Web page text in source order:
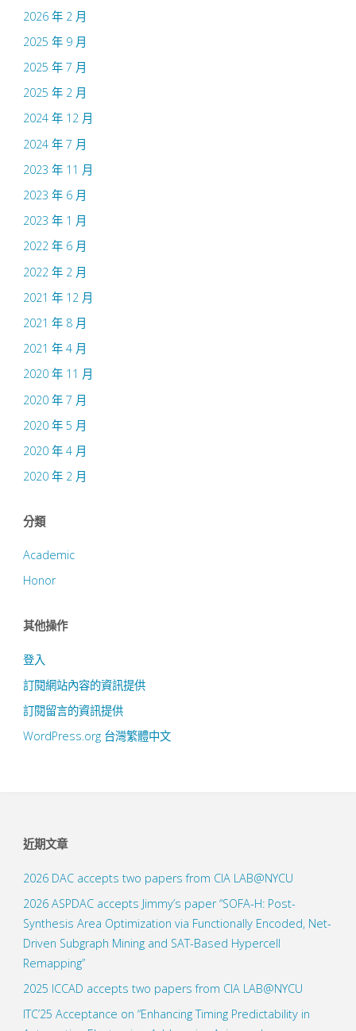
2026 年 2 月
2025 年 9 月
2025 年 7 月
2025 年 2 月
2024 年 12 月
2024 年 7 月
2023 年 11 月
2023 年 6 月
2023 年 1 月
2022 年 6 月
2022 年 2 月
2021 年 12 月
2021 年 8 月
2021 年 4 月
2020 年 11 月
2020 年 7 月
2020 年 5 月
2020 年 4 月
2020 年 2 月
分類
Academic
Honor
其他操作
登入
訂閱網站內容的資訊提供
訂閱留言的資訊提供
WordPress.org 台灣繁體中文
近期文章
2026 DAC accepts two papers from CIA LAB@NYCU
2026 ASPDAC accepts Jimmy’s paper “SOFA-H: Post-
Synthesis Area Optimization via Functionally Encoded, Net-
Driven Subgraph Mining and SAT-Based Hypercell
Remapping”
2025 ICCAD accepts two papers from CIA LAB@NYCU
ITC’25 Acceptance on “Enhancing Timing Predictability in